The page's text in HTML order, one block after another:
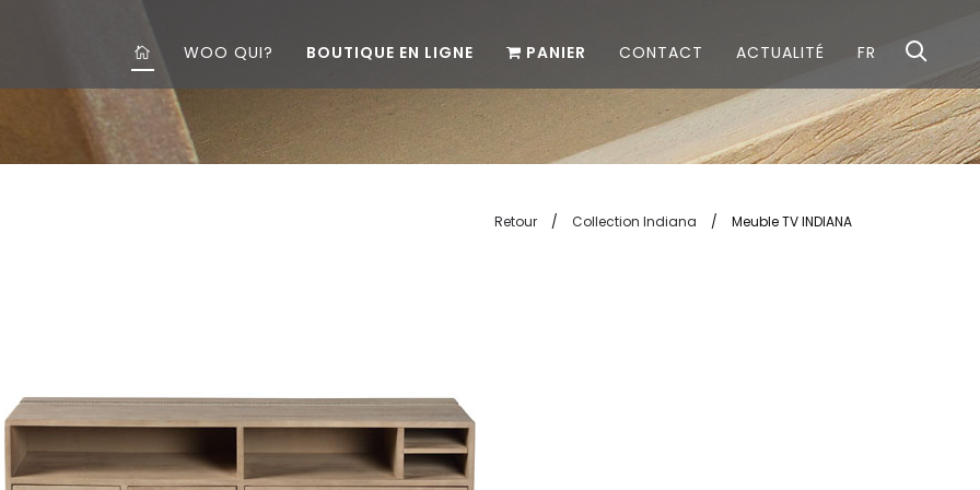
WOO QUI? BOUTIQUE EN LIGNE PANIER CONTACT ACTUALITÉ FR
Retour / Collection Indiana / Meuble TV INDIANA